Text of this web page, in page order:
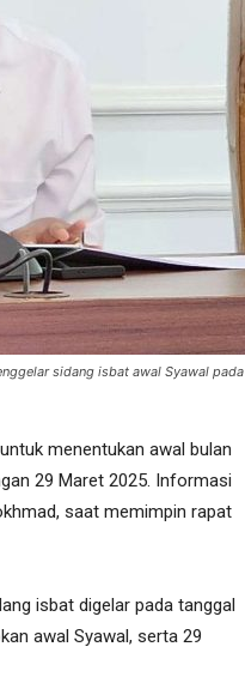
sidang isbat awal Syawal pada
menentukan awal bulan
29 Maret 2025. Informasi
saat memimpin rapat
isbat digelar pada tanggal
awal Syawal, serta 29